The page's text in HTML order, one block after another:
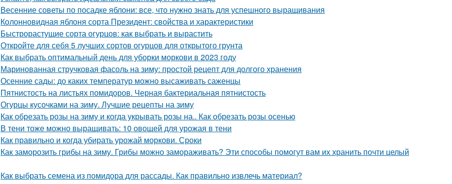
Весенние советы по посадке яблони: все, что нужно знать для успешного выращивания
Колонновидная яблоня сорта Президент: свойства и характеристики
Быстрорастущие сорта огурцов: как выбрать и вырастить
Откройте для себя 5 лучших сортов огурцов для открытого грунта
Как выбрать оптимальный день для уборки моркови в 2023 году
Маринованная стручковая фасоль на зиму: простой рецепт для долгого хранения
Осенние сады: до каких температур можно высаживать саженцы
Пятнистость на листьях помидоров. Черная бактериальная пятнистость
Огурцы кусочками на зиму. Лучшие рецепты на зиму
Как обрезать розы на зиму и когда укрывать розы на.. Как обрезать розы осенью
В тени тоже можно выращивать: 10 овощей для урожая в тени
Как правильно и когда убирать урожай моркови. Сроки
Как заморозить грибы на зиму. Грибы можно замораживать? Эти способы помогут вам их хранить почти целый
Как выбрать семена из помидора для рассады. Как правильно извлечь материал?